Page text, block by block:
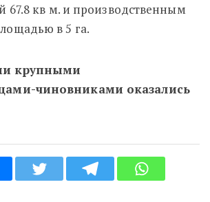
67.8 кв м. и производственным
в 5 га.
крупными
чиновниками оказались